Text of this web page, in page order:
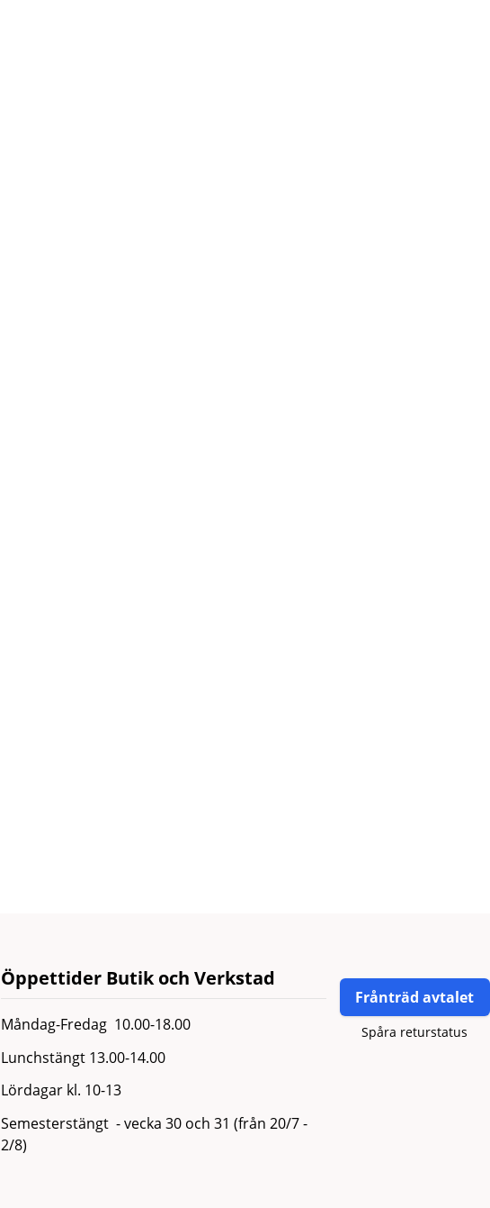
Öppettider Butik och Verkstad
Måndag-Fredag 10.00-18.00
Lunchstängt 13.00-14.00
Lördagar kl. 10-13
Semesterstängt - vecka 30 och 31 (från 20/7 -
2/8)
Frånträd avtalet
Spåra returstatus